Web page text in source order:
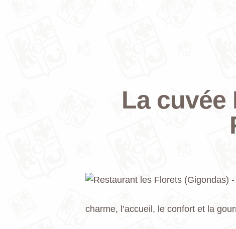
La cuvée
charme, l’accueil, le confort et la